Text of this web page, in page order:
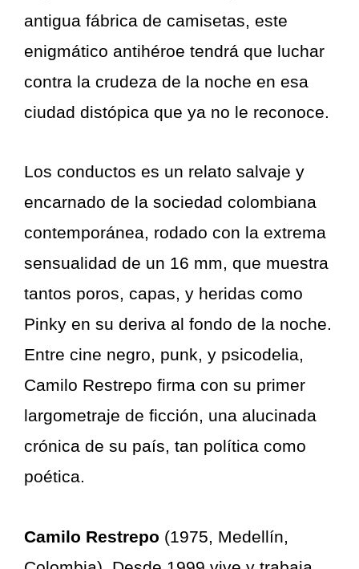
antigua fábrica de camisetas, este
enigmático antihéroe tendrá que luchar
contra la crudeza de la noche en esa
ciudad distópica que ya no le reconoce.
Los conductos es un relato salvaje y
encarnado de la sociedad colombiana
contemporánea, rodado con la extrema
sensualidad de un 16 mm, que muestra
tantos poros, capas, y heridas como
Pinky en su deriva al fondo de la noche.
Entre cine negro, punk, y psicodelia,
Camilo Restrepo firma con su primer
largometraje de ficción, una alucinada
crónica de su país, tan política como
poética.
Camilo Restrepo (1975, Medellín,